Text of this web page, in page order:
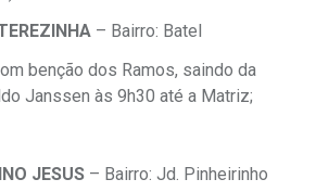
– Bairro: Batel
benção dos Ramos, saindo da
Janssen às 9h30 até a Matriz;
JESUS – Bairro: Jd. Pinheirinho